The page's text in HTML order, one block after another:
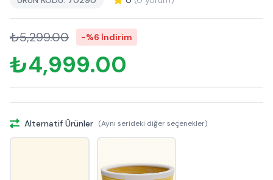
₺5,299.00 -%6 İndirim
₺4,999.00
Alternatif Ürünler (Aynı serideki diğer seçenekler)